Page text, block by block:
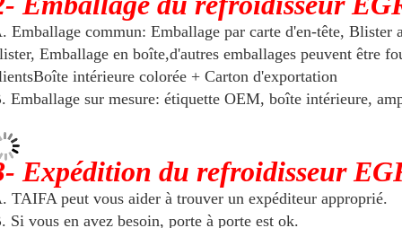
Emballage commun: Emballage par carte d'en-tête, Blister
Emballage en boîte,d'autres emballages peuvent être
intérieure colorée + Carton d'exportation
Emballage sur mesure: étiquette OEM, boîte intérieure,
Expédition du refroidisseur
TAIFA peut vous aider à trouver un expéditeur approprié.
Si vous en avez besoin, porte à porte est ok.